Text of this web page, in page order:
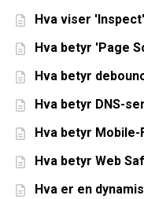
Hva viser
Hva betyr 'Page
Hva betyr
Hva betyr DNS-
Hva betyr
Hva betyr Web
Hva er en